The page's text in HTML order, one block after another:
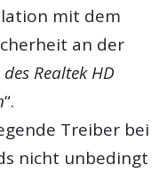
mit dem
an der
Realtek HD
“.
Treiber bei
nicht unbedingt